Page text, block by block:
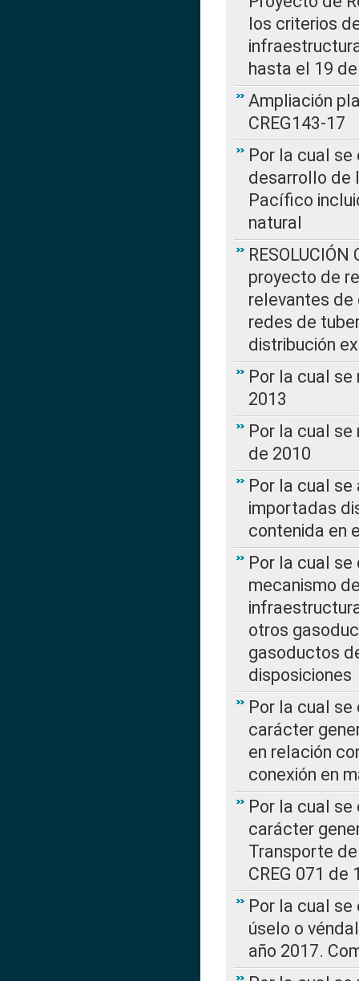
los criterios
hasta el 19
Ampliación
CREG143-17
Por la cual
desarrollo de
Pacífico
natural
proyecto de
relevantes de
redes de
distribución
Por la cual se
2013
Por la cual se
de 2010
Por la cual
importadas
contenida en
Por la cual se
mecanismo
otros
gasoductos
disposiciones
Por la cual
carácter
en relación
conexión en
Por la cual
carácter
Transporte
CREG 071 de
Por la cual
úselo o
año 2017.